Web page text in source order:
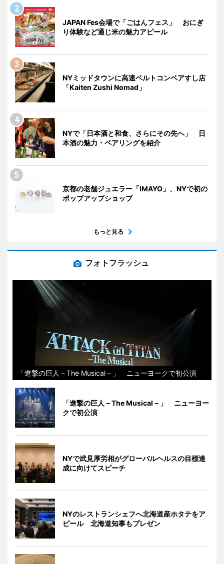
JAPAN Fes会場で「ごはんフェス」 おにぎ
り体験など通じ米の魅力アピール
NYミッドタウンに高速ベルトコンベアすし店
「Kaiten Zushi Nomad」
NYで「日本酒と和食、さらにその先へ」 日
本酒の魅力・ペアリングを紹介
京都の老舗ジュエラー「IMAYO」、NYで初の
ポップアップショップ
もっと見る
フォトフラッシュ
「進撃の巨人－The Musical－」 ニューヨークで初公演
「進撃の巨人－The Musical－」 ニューヨー
クで初公演
NYで武見厚労相がグローバルヘルスの目標達
成に向けてスピーチ
NYのレストランシェフへ北海道産ホタテをア
ピール 北海道知事もプレゼン